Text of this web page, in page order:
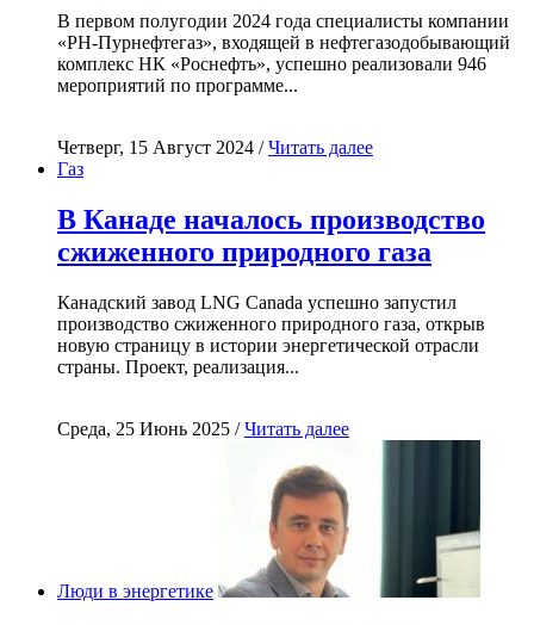
В первом полугодии 2024 года специалисты компании
«РН-Пурнефтегаз», входящей в нефтегазодобывающий
комплекс НК «Роснефть», успешно реализовали 946
мероприятий по программе...
Четверг, 15 Август 2024 /Читать далее
Газ
В Канаде началось производство
сжиженного природного газа
Канадский завод LNG Canada успешно запустил
производство сжиженного природного газа, открыв
новую страницу в истории энергетической отрасли
страны. Проект, реализация...
Среда, 25 Июнь 2025 /Читать далее
Люди в энергетике